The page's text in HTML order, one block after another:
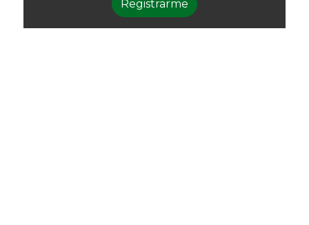
Registrarme